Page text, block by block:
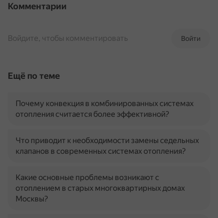
Комментарии
Войти
Войдите, чтобы комментировать
Ещё по теме
Почему конвекция в комбинированных системах
отопления считается более эффективной?
Что приводит к необходимости замены седельных
клапанов в современных системах отопления?
Какие основные проблемы возникают с
отоплением в старых многоквартирных домах
Москвы?